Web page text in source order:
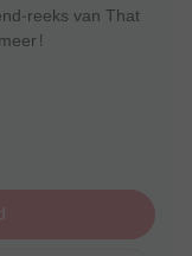
reeks van That